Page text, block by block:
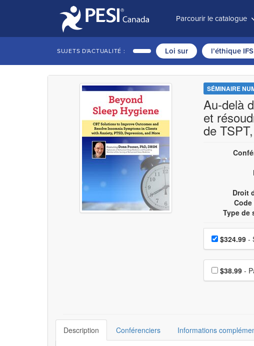
Parcourir le catalogue
SUJETS D'ACTUALITÉ : Loi sur l’éthique IFS
SÉMINAIRE
Au-delà
et
de
Droit
Type de
Prix$324.99-
$38.99 -
Description Conférenciers Informations